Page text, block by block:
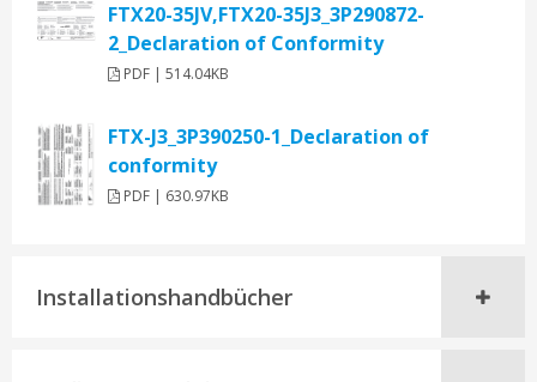
FTX20-35JV,FTX20-35J3_3P290872-
2_Declaration of Conformity
PDF | 514.04KB
FTX-J3_3P390250-1_Declaration of
conformity
PDF | 630.97KB
Installationshandbücher